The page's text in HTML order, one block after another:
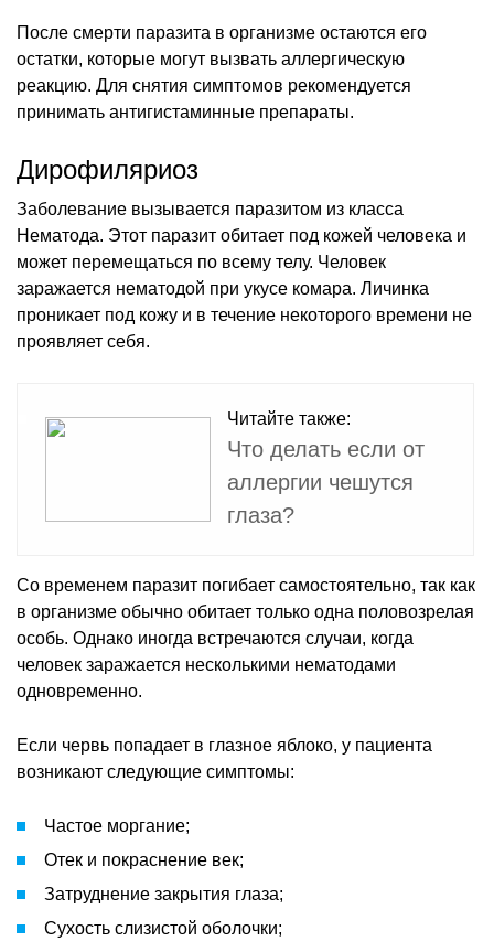
После смерти паразита в организме остаются его
остатки, которые могут вызвать аллергическую
реакцию. Для снятия симптомов рекомендуется
принимать антигистаминные препараты.
Дирофиляриоз
Заболевание вызывается паразитом из класса
Нематода. Этот паразит обитает под кожей человека и
может перемещаться по всему телу. Человек
заражается нематодой при укусе комара. Личинка
проникает под кожу и в течение некоторого времени не
проявляет себя.
Читайте также:
Что делать если от
аллергии чешутся
глаза?
Со временем паразит погибает самостоятельно, так как
в организме обычно обитает только одна половозрелая
особь. Однако иногда встречаются случаи, когда
человек заражается несколькими нематодами
одновременно.
Если червь попадает в глазное яблоко, у пациента
возникают следующие симптомы:
Частое моргание;
Отек и покраснение век;
Затруднение закрытия глаза;
Сухость слизистой оболочки;